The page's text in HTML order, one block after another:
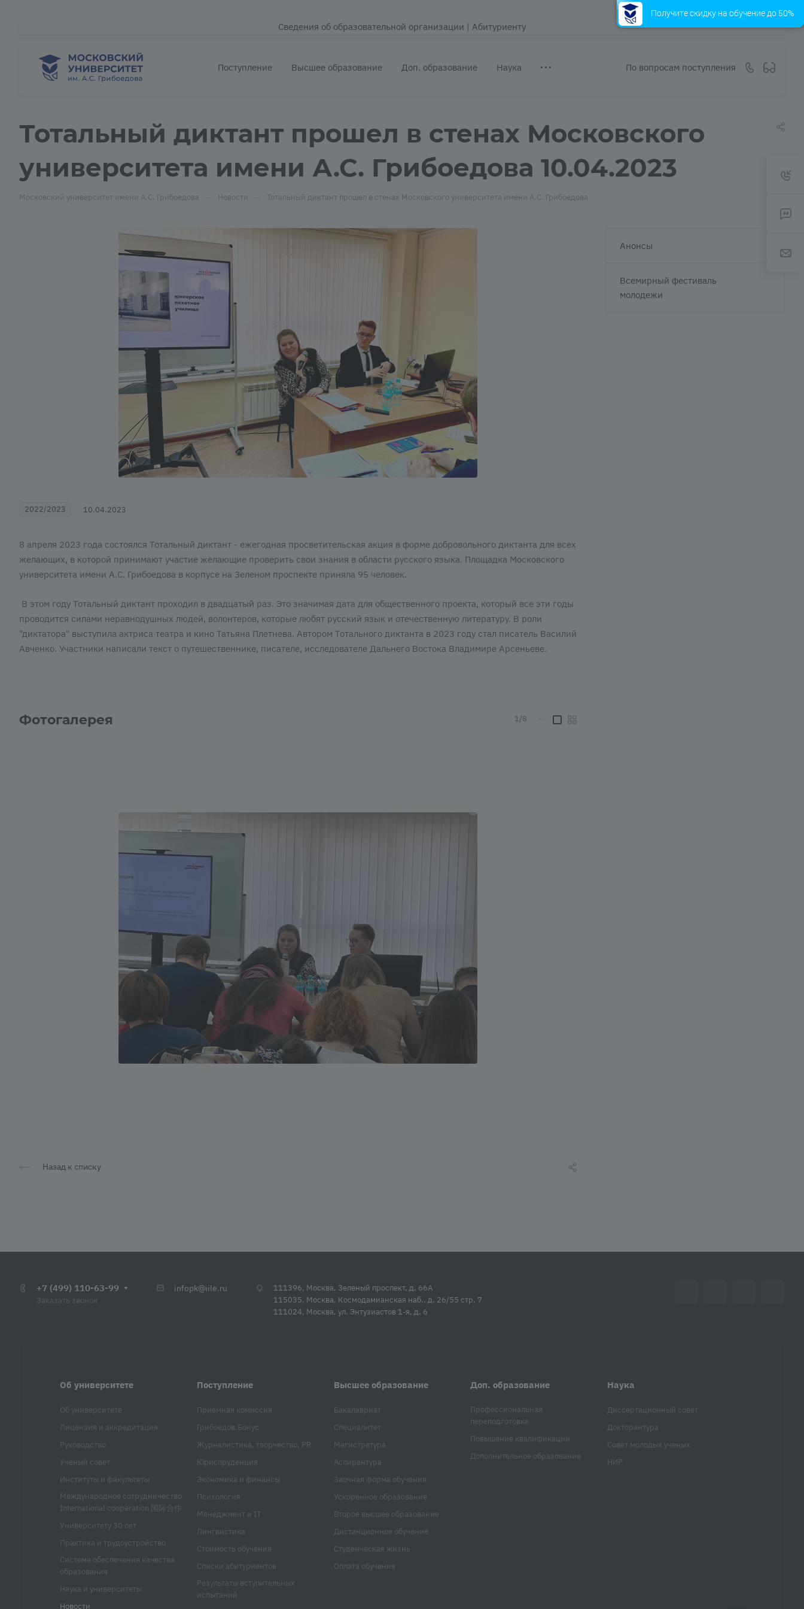
Сведения об образовательной организации | Абитуриенту
Поступление Высшее образование Доп. образование Наука По вопросам поступления
Тотальный диктант прошел в стенах Московского
университета имени А.С. Грибоедова 10.04.2023
Московский университет имени А.С. Грибоедова Новости Тотальный диктант прошел в стенах Московского университета имени А.С. Грибоедова
2022/2023 10.04.2023
8 апреля 2023 года состоялся Тотальный диктант - ежегодная просветительская акция в форме добровольного диктанта для всех
желающих, в которой принимают участие желающие проверить свои знания в области русского языка. Площадка Московского
университета имени А.С. Грибоедова в корпусе на Зеленом проспекте приняла 95 человек.
В этом году Тотальный диктант проходил в двадцатый раз. Это значимая дата для общественного проекта, который все эти годы
проводится силами неравнодушных людей, волонтеров, которые любят русский язык и отечественную литературу. В роли
"диктатора" выступила актриса театра и кино Татьяна Плетнева. Автором Тотального диктанта в 2023 году стал писатель Василий
Авченко. Участники написали текст о путешественнике, писателе, исследователе Дальнего Востока Владимире Арсеньеве.
Фотогалерея 1/8
Назад к списку
Анонсы
Всемирный фестиваль
молодежи
+7 (499) 110-63-99
Заказать звонок
infopk@iile.ru
111396, Москва, Зеленый проспект, д. 66А
115035, Москва, Космодамианская наб., д. 26/55 стр. 7
111024, Москва, ул. Энтузиастов 1-я, д. 6
Об университете
Об университете
Лицензия и аккредитация
Руководство
Ученый совет
Институты и факультеты
Международное сотрудничество
International cooperation 国际合作
Университету 30 лет
Практика и трудоустройство
Система обеспечения качества
образования
Наука и университеты
Новости
Поступление
Приемная комиссия
Грибоедов.Бонус
Журналистика, творчество, PR
Юриспруденция
Экономика и финансы
Психология
Менеджмент и IT
Лингвистика
Стоимость обучения
Списки абитуриентов
Результаты вступительных
испытаний
Высшее образование
Бакалавриат
Специалитет
Магистратура
Аспирантура
Заочная форма обучения
Ускоренное образование
Второе высшее образование
Дистанционное обучение
Студенческая жизнь
Оплата обучения
Доп. образование
Профессиональная
переподготовка
Повышение квалификации
Дополнительное образование
Наука
Диссертационный совет
Докторантура
Совет молодых ученых
НИР
Получите скидку на обучение до 50%